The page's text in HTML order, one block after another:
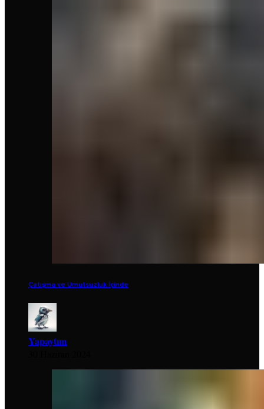
Çatışma ve Umutsuzluk İçinde
Yapaytım